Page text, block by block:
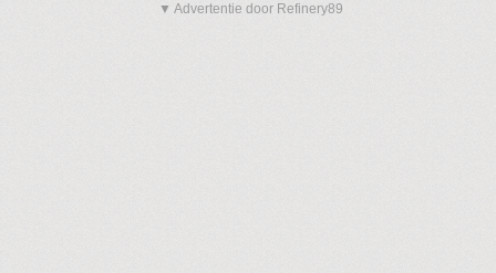
▼ Advertentie door Refinery89